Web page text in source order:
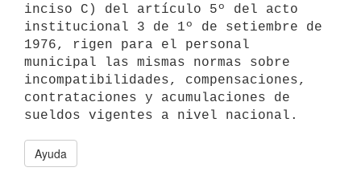
inciso C) del artículo 5º del acto
institucional 3 de 1º de setiembre de
1976, rigen para el personal
municipal las mismas normas sobre
incompatibilidades, compensaciones,
contrataciones y acumulaciones de
Ayuda